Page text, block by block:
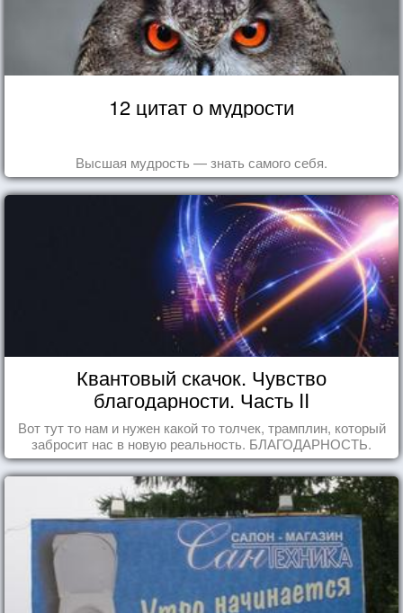
12 цитат о мудрости
Высшая мудрость — знать самого себя.
Квантовый скачок. Чувство
благодарности. Часть II
Вот тут то нам и нужен какой то толчек, трамплин, который
забросит нас в новую реальность. БЛАГОДАРНОСТЬ.